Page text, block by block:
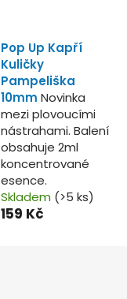
Pop Up Kapří
Kuličky
Pampeliška
10mm Novinka
mezi plovoucími
nástrahami. Balení
obsahuje 2ml
koncentrované
esence.
Skladem (>5 ks)
159 Kč